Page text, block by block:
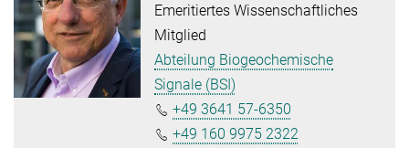
Emeritiertes Wissenschaftliches
Mitglied
Abteilung Biogeochemische
Signale (BSI)
+49 3641 57-6350
+49 160 9975 2322